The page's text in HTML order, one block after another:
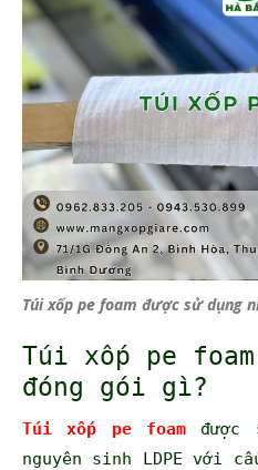
Túi xốp pe foam được sử dụng
Túi xốp pe
đóng gói gì?
Túi xốp pe foam được
nguyên sinh LDPE với